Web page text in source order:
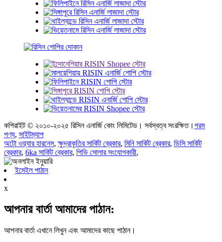
কপিরাইট © ২০১০-২০২৫ রিসিন এনার্জি কোং লিমিটেড। সর্বস্বত্ব সংরক্ষিত। গরম
পণ্য, সাইটম্যাপ
অটো ওয়্যার হারনেস,ক্ষুদ্রাকৃতির সার্কিট ব্রেকার, মিনি সার্কিট ব্রেকার, ডিসি সার্কিট
ব্রেকার, 6ka সার্কিট ব্রেকার, পিভি সোলার সংযোগকারী,
ইমেইল পাঠান
x
আপনার বার্তা আমাদের পাঠান:
আপনার বার্তা এখানে লিখুন এবং আমাদের কাছে পাঠান।